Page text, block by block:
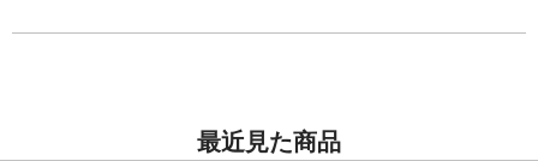
最近見た商品